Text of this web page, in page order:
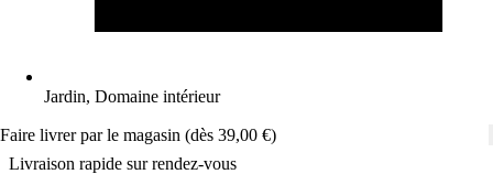
Jardin, Domaine intérieur
Faire livrer par le magasin (dès 39,00 €)
Livraison rapide sur rendez-vous